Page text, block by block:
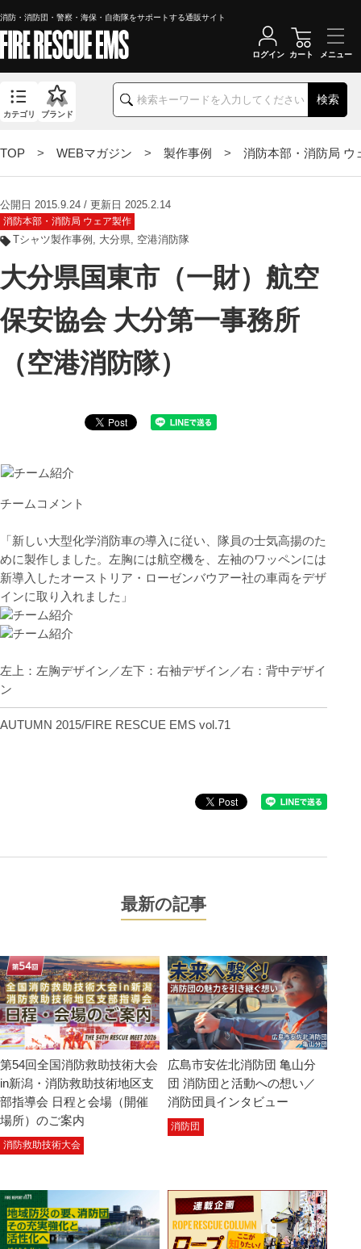
消防・消防団・警察・海保・自衛隊をサポートする通販サイト
検索
カテゴリ ブランド
ログイン カート
TOP > WEBマガジン > 製作事例 > 消防本部・消防局 ウ
公開日 2015.9.24 / 更新日 2025.2.14
消防本部・消防局 ウェア製作
Tシャツ製作事例 大分県 空港消防隊
大分県国東市（一財）航空
保安協会 大分第一事務所
（空港消防隊）
チームコメント
「新しい大型化学消防車の導入に従い、隊員の士気高揚のた
めに製作しました。左胸には航空機を、左袖のワッペンには
新導入したオーストリア・ローゼンバウアー社の車両をデザ
インに取り入れました」
左上：左胸デザイン／左下：右袖デザイン／右：背中デザイ
ン
AUTUMN 2015/FIRE RESCUE EMS vol.71
最新の記事
第54回全国消防救助技術大会
in新潟・消防救助技術地区支
部指導会 日程と会場（開催
場所）のご案内
消防救助技術大会
広島市安佐北消防団 亀山分
団 消防団と活動への想い／
消防団員インタビュー
消防団